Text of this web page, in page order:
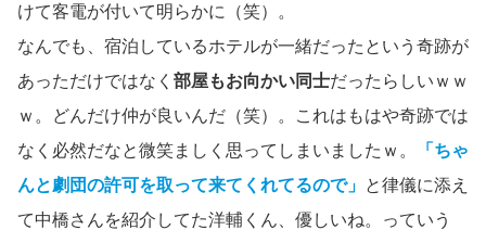
けて客電が付いて明らかに（笑）。
なんでも、宿泊しているホテルが一緒だったという奇跡が
あっただけではなく 部屋もお向かい同士だったらしいｗｗ
ｗ。どんだけ仲が良いんだ（笑）。これはもはや奇跡では
なく必然だなと微笑ましく思ってしまいましたｗ。
「ちゃ
んと劇団の許可を取って来てくれてるので」 と律儀に添え
て中橋さんを紹介してた洋輔くん、優しいね。っていう